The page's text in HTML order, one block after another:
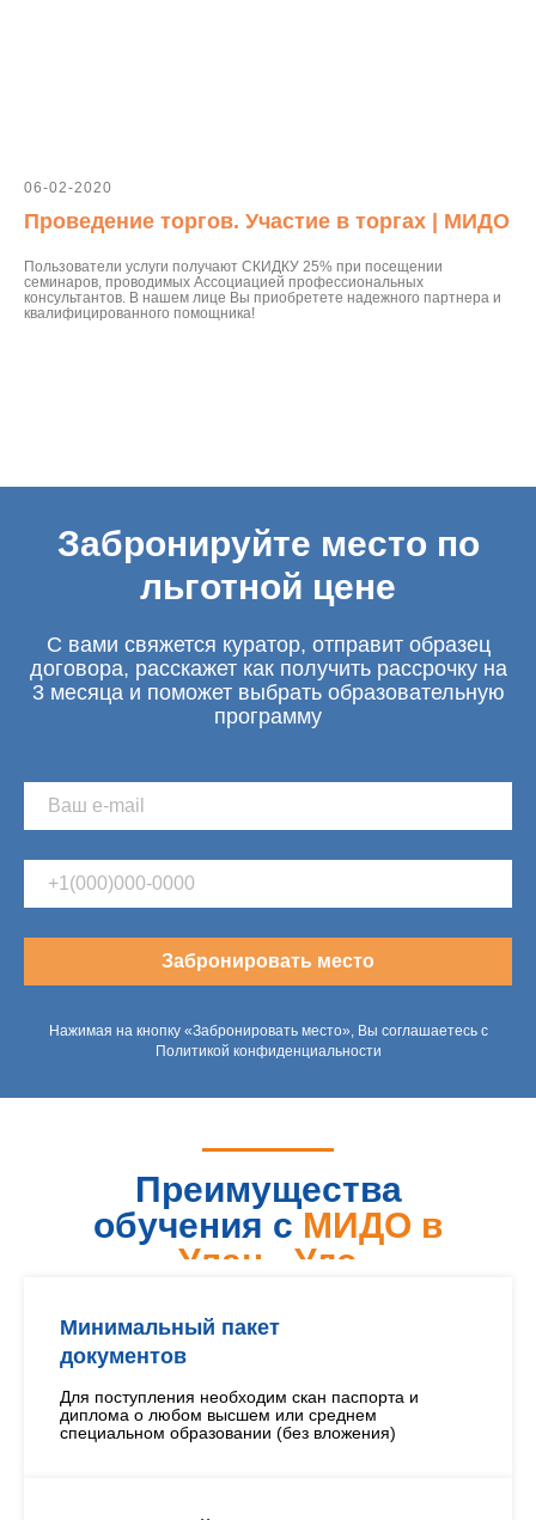
06-02-2020
Проведение торгов. Участие в торгах | МИДО
Пользователи услуги получают СКИДКУ 25% при посещении
семинаров, проводимых Ассоциацией профессиональных
консультантов. В нашем лице Вы приобретете надежного партнера и
квалифицированного помощника!
Забронируйте место по
льготной цене
С вами свяжется куратор, отправит образец
договора, расскажет как получить рассрочку на
3 месяца и поможет выбрать образовательную
программу
Забронировать место
Нажимая на кнопку «Забронировать место», Вы соглашаетесь с
Политикой конфиденциальности
Преимущества
обучения с МИДО в
Улан - Удэ
Минимальный пакет
документов
Для поступления необходим скан паспорта и
диплома о любом высшем или среднем
специальном образовании (без вложения)